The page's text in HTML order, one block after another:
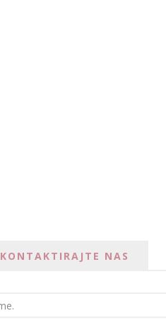
KONTAKTIRAJTE NAS